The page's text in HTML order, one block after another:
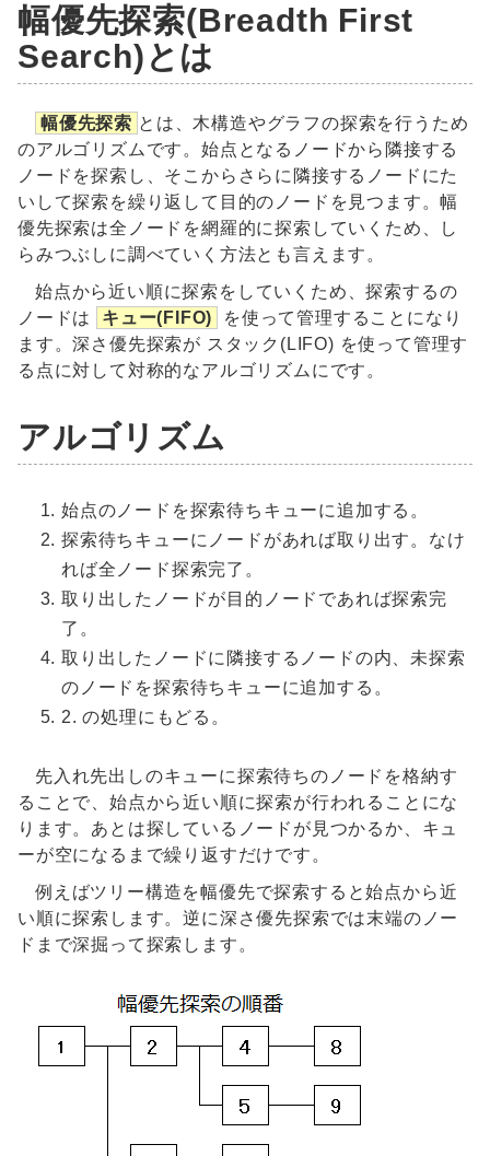
幅優先探索(Breadth First
Search)とは
幅優先探索 とは、木構造やグラフの探索を行うため
のアルゴリズムです。始点となるノードから隣接する
ノードを探索し、そこからさらに隣接するノードにた
いして探索を繰り返して目的のノードを見つます。幅
優先探索は全ノードを網羅的に探索していくため、し
らみつぶしに調べていく方法とも言えます。
始点から近い順に探索をしていくため、探索するの
ノードは
キュー(FIFO)
を使って管理することになり
ます。深さ優先探索が スタック(LIFO) を使って管理す
る点に対して対称的なアルゴリズムにです。
アルゴリズム
始点のノードを探索待ちキューに追加する。
探索待ちキューにノードがあれば取り出す。なけ
れば全ノード探索完了。
取り出したノードが目的ノードであれば探索完
了。
取り出したノードに隣接するノードの内、未探索
のノードを探索待ちキューに追加する。
2. の処理にもどる。
先入れ先出しのキューに探索待ちのノードを格納す
ることで、始点から近い順に探索が行われることにな
ります。あとは探しているノードが見つかるか、キュ
ーが空になるまで繰り返すだけです。
例えばツリー構造を幅優先で探索すると始点から近
い順に探索します。逆に深さ優先探索では末端のノー
ドまで深掘って探索します。